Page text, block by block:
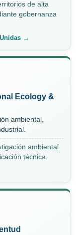
de alta
gobernanza
→
Ecology &
ambiental,
ambiental
técnica.